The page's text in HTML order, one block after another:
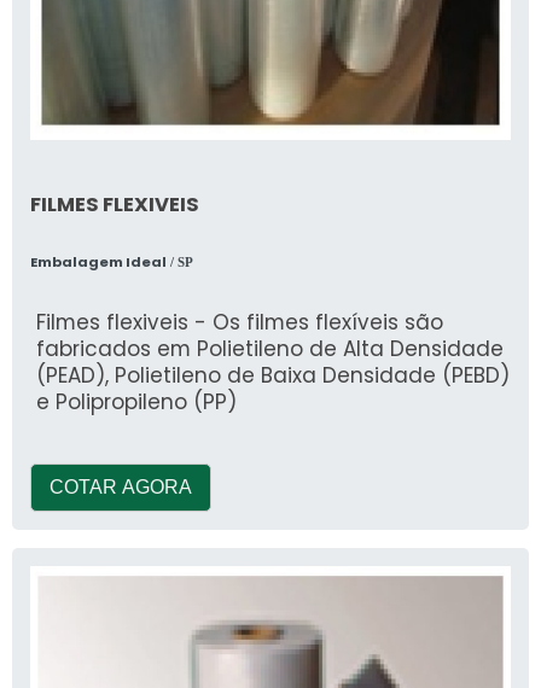
FILMES FLEXIVEIS
Embalagem Ideal / SP
Filmes flexiveis - Os filmes flexíveis são
fabricados em Polietileno de Alta Densidade
(PEAD), Polietileno de Baixa Densidade (PEBD)
e Polipropileno (PP)
COTAR AGORA